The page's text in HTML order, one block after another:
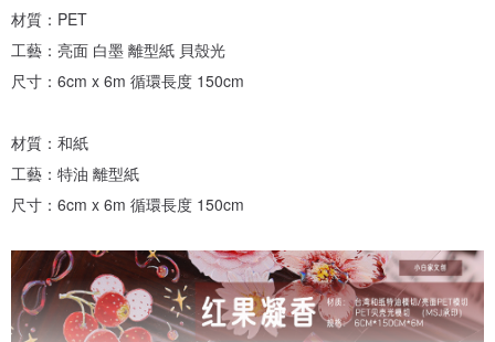
材質：PET
工藝：亮面 白墨 離型紙 貝殼光
尺寸：6cm x 6m 循環長度 150cm
材質：和紙
工藝：特油 離型紙
尺寸：6cm x 6m 循環長度 150cm